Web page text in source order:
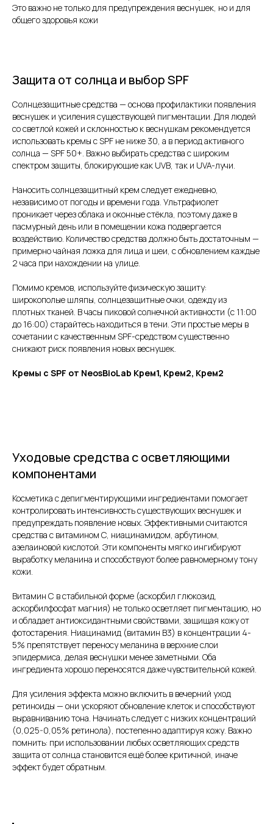
Это важно не только для предупреждения веснушек, но и для
общего здоровья кожи
Защита от солнца и выбор SPF
Солнцезащитные средства — основа профилактики появления
веснушек и усиления существующей пигментации. Для людей
со светлой кожей и склонностью к веснушкам рекомендуется
использовать кремы с SPF не ниже 30, а в период активного
солнца — SPF 50+. Важно выбирать средства с широким
спектром защиты, блокирующие как UVB, так и UVA-лучи.
Наносить солнцезащитный крем следует ежедневно,
независимо от погоды и времени года. Ультрафиолет
проникает через облака и оконные стёкла, поэтому даже в
пасмурный день или в помещении кожа подвергается
воздействию. Количество средства должно быть достаточным —
примерно чайная ложка для лица и шеи, с обновлением каждые
2 часа при нахождении на улице.
Помимо кремов, используйте физическую защиту:
широкополые шляпы, солнцезащитные очки, одежду из
плотных тканей. В часы пиковой солнечной активности (с 11:00
до 16:00) старайтесь находиться в тени. Эти простые меры в
сочетании с качественным SPF-средством существенно
снижают риск появления новых веснушек.
Кремы с SPF от NeosBioLab Крем1, Крем2, Крем2
Уходовые средства с осветляющими
компонентами
Косметика с депигментирующими ингредиентами помогает
контролировать интенсивность существующих веснушек и
предупреждать появление новых. Эффективными считаются
средства с витамином C, ниацинамидом, арбутином,
азелаиновой кислотой. Эти компоненты мягко ингибируют
выработку меланина и способствуют более равномерному тону
кожи.
Витамин C в стабильной форме (аскорбил глюкозид,
аскорбилфосфат магния) не только осветляет пигментацию, но
и обладает антиоксидантными свойствами, защищая кожу от
фотостарения. Ниацинамид (витамин B3) в концентрации 4-
5% препятствует переносу меланина в верхние слои
эпидермиса, делая веснушки менее заметными. Оба
ингредиента хорошо переносятся даже чувствительной кожей.
Для усиления эффекта можно включить в вечерний уход
ретиноиды — они ускоряют обновление клеток и способствуют
выравниванию тона. Начинать следует с низких концентраций
(0,025-0,05% ретинола), постепенно адаптируя кожу. Важно
помнить: при использовании любых осветляющих средств
защита от солнца становится ещё более критичной, иначе
эффект будет обратным.